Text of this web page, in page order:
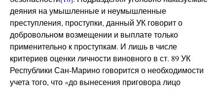
деяния на умышленные и неумышленные
преступления, проступки, данный УК говорит о
добровольном возмещении и выплате только
применительно к проступкам. И лишь в числе
критериев оценки личности виновного в ст. 89 УК
Республики Сан-Марино говорится о необходимости
учета того, что «до вынесения приговора лицо